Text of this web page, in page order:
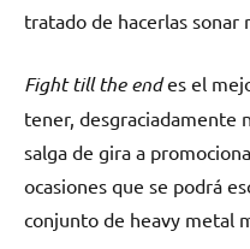
tratado de hacerlas sonar
Fight till the endes el
tener, desgraciadamente
salga de gira a
ocasiones que se podrá
conjunto de heavy metal